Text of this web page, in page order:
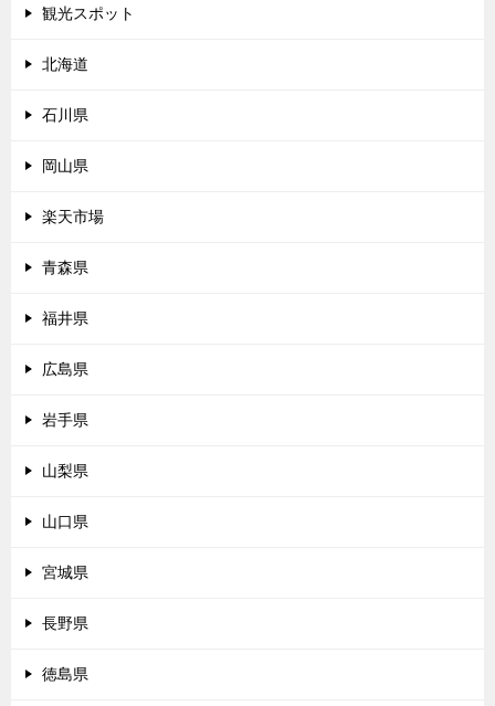
観光スポット
北海道
石川県
岡山県
楽天市場
青森県
福井県
広島県
岩手県
山梨県
山口県
宮城県
長野県
徳島県